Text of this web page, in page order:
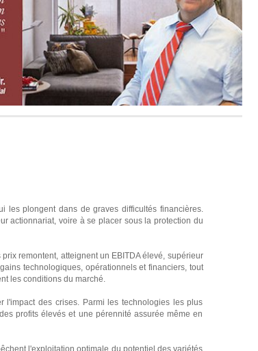
les plongent dans de graves difficultés financières.
actionnariat, voire à se placer sous la protection du
remontent, atteignent un EBITDA élevé, supérieur
technologiques, opérationnels et financiers, tout
les conditions du marché.
l'impact des crises. Parmi les technologies les plus
profits élevés et une pérennité assurée même en
l'exploitation optimale du potentiel des variétés